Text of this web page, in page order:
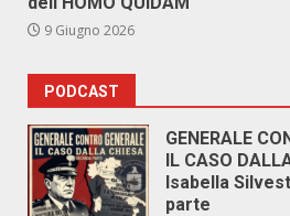
9 Giugno 2026
PODCAST
GENERALE
IL CASO
Isabella
parte